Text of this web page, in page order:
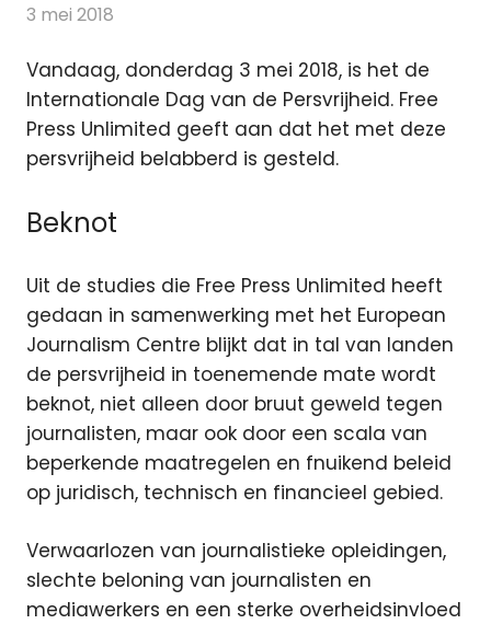
3 mei 2018
Vandaag, donderdag 3 mei 2018, is het de
Internationale Dag van de Persvrijheid. Free
Press Unlimited geeft aan dat het met deze
persvrijheid belabberd is gesteld.
Beknot
Uit de studies die Free Press Unlimited heeft
gedaan in samenwerking met het European
Journalism Centre blijkt dat in tal van landen
de persvrijheid in toenemende mate wordt
beknot, niet alleen door bruut geweld tegen
journalisten, maar ook door een scala van
beperkende maatregelen en fnuikend beleid
op juridisch, technisch en financieel gebied.
Verwaarlozen van journalistieke opleidingen,
slechte beloning van journalisten en
mediawerkers en een sterke overheidsinvloed